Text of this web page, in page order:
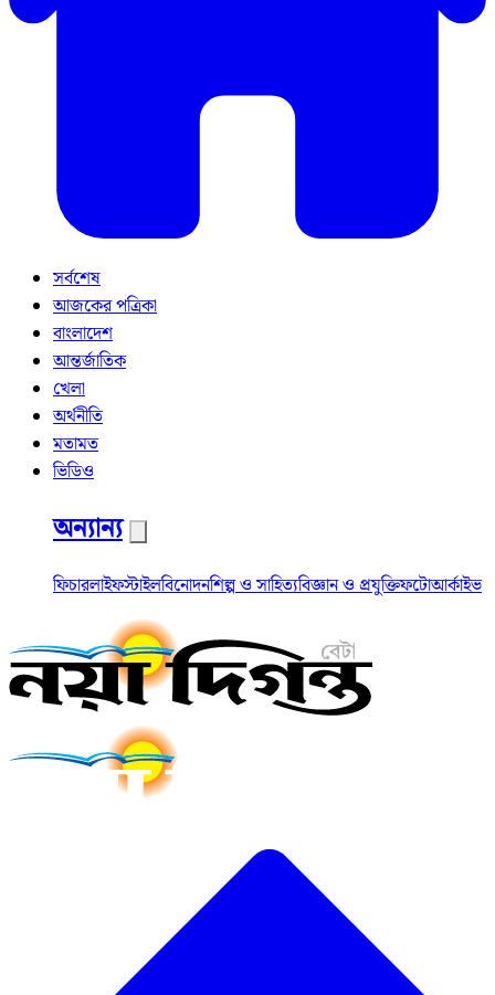
সর্বশেষ
আজকের পত্রিকা
বাংলাদেশ
আন্তর্জাতিক
খেলা
অর্থনীতি
মতামত
ভিডিও
অন্যান্য
ফিচারলাইফস্টাইলবিনোদনশিল্প ও সাহিত্যবিজ্ঞান ও প্রযুক্তিফটোআর্কাইভ